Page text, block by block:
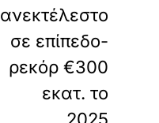
ανεκτέλεστο
σε επίπεδο-
ρεκόρ €300
εκατ. το